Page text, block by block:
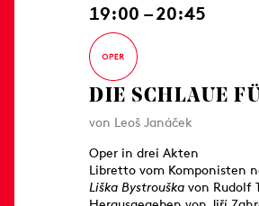
19:00 – 20:45
DIE SCHLAUE
von Leoš Janáček
Oper in drei Akten
Libretto vom Komponisten
Liška Bystrouška von Rudolf